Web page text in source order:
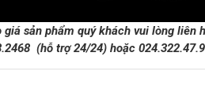
sản phẩm quý khách vui lòng liên
(hỗ trợ 24/24)hoặc